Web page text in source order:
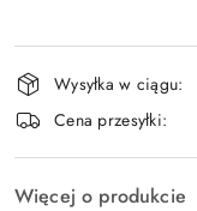
Dostępność
i
dostawa
Wysyłka w ciągu:
Cena przesyłki:
Więcej o produkcie